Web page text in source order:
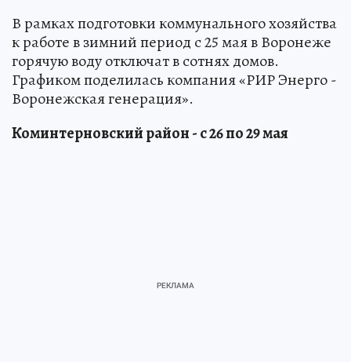
В рамках подготовки коммунального хозяйства
к работе в зимний период с 25 мая в Воронеже
горячую воду отключат в сотнях домов.
Графиком поделилась компания «РИР Энерго -
Воронежская генерация».
Коминтерновский район - с 26 по 29 мая